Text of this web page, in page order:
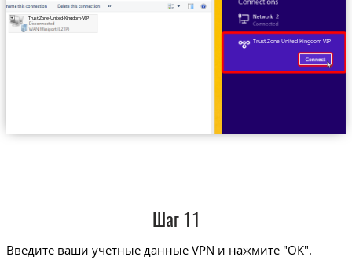
Trust.Zone-United-Kingdom-VIP
Trust.Zone-United-Kingdom-VIP
Шаг 11
Введите ваши учетные данные VPN и нажмите "ОК".